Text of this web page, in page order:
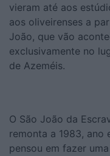
vieram até aos
aos oliveirenses a
João, que vão
exclusivamente no
de Azeméis.
O São João da
remonta a 1983, ano
pensou em fazer